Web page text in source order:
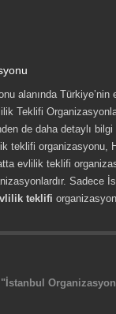
alanında Türkiye’nin
Teklifi
de daha detaylı bilgi
teklifi organizasyonu,
evlilik teklifi
Sadece
teklifi